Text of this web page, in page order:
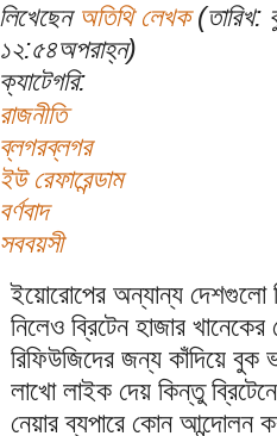
লিখেছেন অতিথি লেখক(তারিখ:
১২:৫৪অপরাহ্ন)
ক্যাটেগরি:
রাজনীতি
ব্লগরব্লগর
ইউ রেফারেন্ডাম
বর্ণবাদ
সববয়সী
ইয়োরোপের অন্যান্য দেশগুলো
নিলেও ব্রিটেন হাজার খানেকের
রিফিউজিদের জন্য কাঁদিয়ে বুক
লাখো লাইক দেয় কিন্তু
নেয়ার ব্যপারে কোন আন্দোলন